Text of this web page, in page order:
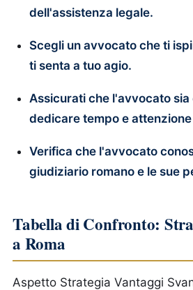
dell'assistenza legale.
Scegli un avvocato che ti
ti senta a tuo agio.
Assicurati che l'avvocato sia
dedicare tempo e
Verifica che l'avvocato
giudiziario romano e le sue
Tabella di Confronto:
a Roma
Aspetto Strategia Vantaggi